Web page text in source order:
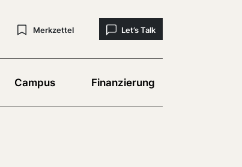
Merkzettel Let’s Talk
Campus Finanzierung